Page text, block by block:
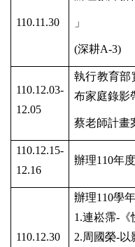
110.11.30 」
(深耕A-3)
110.12.03-
12.05
執行教育部
布家庭錄影
蔡老師計畫
110.12.15-
12.16
辦理110年
110.12.30
辦理110學
1.連崧霈-
2.周國榮-以